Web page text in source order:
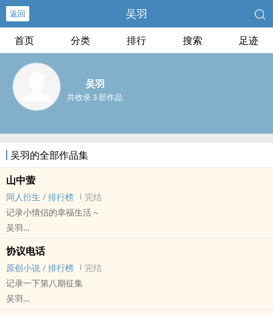
返回 吴羽
首页 分类 排行 搜索 足迹
吴羽
共收录 3 部作品
吴羽的全部作品集
山中萤
同人衍生 / 排行榜
完结
记录小情侣的幸福生活～
吴羽
BL - 短篇 - 完结
协议电话
原创小说 / 排行榜
完结
记录一下第八期征集
吴羽